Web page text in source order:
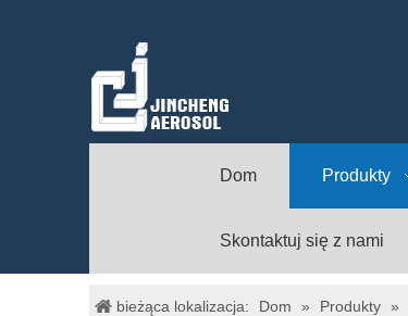
Dom Produkty
Skontaktuj się z nami
bieżąca lokalizacja: Dom » Produkty »